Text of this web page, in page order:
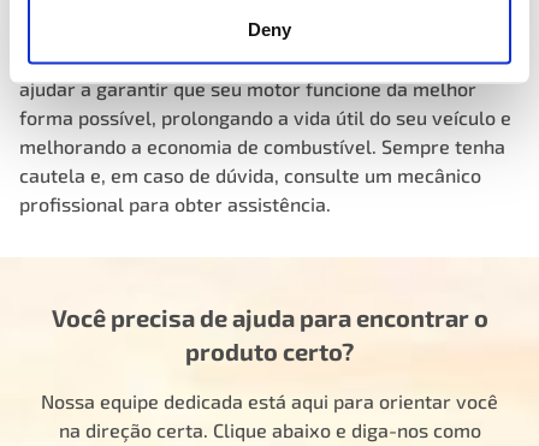
Deny
ineficiente do motor. A manutenção regular e a
substituição do termostato quando necessário podem
ajudar a garantir que seu motor funcione da melhor
forma possível, prolongando a vida útil do seu veículo e
melhorando a economia de combustível. Sempre tenha
cautela e, em caso de dúvida, consulte um mecânico
profissional para obter assistência.
Você precisa de ajuda para encontrar o
produto certo?
Nossa equipe dedicada está aqui para orientar você
na direção certa. Clique abaixo e diga-nos como